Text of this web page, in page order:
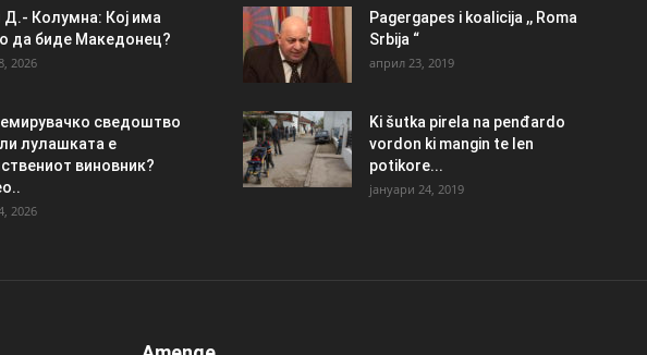
Д.- Колумна: Кој има
да биде Македонец?
2026
сведоштво
лулашката е
виновник?
2026
Pagergapes i koalicija ,, Roma
Srbija “
април 23, 2019
Ki šutka pirela na penđardo
vordon ki mangin te len
potikore...
јануари 24, 2019